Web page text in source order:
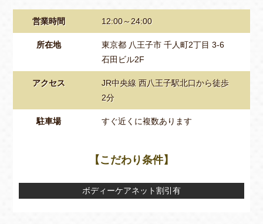
営業時間 12:00～24:00
所在地
東京都 八王子市 千人町2丁目 3-6
石田ビル2F
アクセス
JR中央線 西八王子駅北口から徒歩
2分
駐車場 すぐ近くに複数あります
【こだわり条件】
ボディーケアネット割引有